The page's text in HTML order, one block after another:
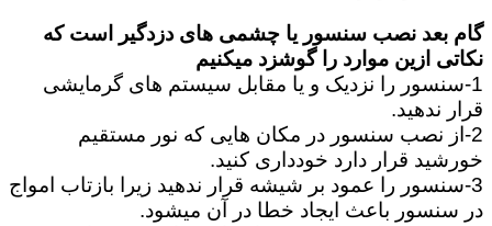
گام بعد نصب سنسور یا چشمی های دزدگیر است که
نکاتی ازین موارد را گوشزد میکنیم
1-سنسور را نزدیک و یا مقابل سیستم های گرمایشی
قرار ندهید.
2-از نصب سنسور در مکان هایی که نور مستقیم
خورشید قرار دارد خودداری کنید.
3-سنسور را عمود بر شیشه قرار ندهید زیرا بازتاب امواج
در سنسور باعث ایجاد خطا در آن میشود.